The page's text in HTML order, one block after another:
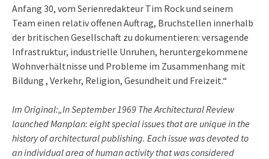
Anfang 30, vom Serienredakteur Tim Rock und seinem
Team einen relativ offenen Auftrag, Bruchstellen innerhalb
der britischen Gesellschaft zu dokumentieren: versagende
Infrastruktur, industrielle Unruhen, heruntergekommene
Wohnverhältnisse und Probleme im Zusammenhang mit
Bildung , Verkehr, Religion, Gesundheit und Freizeit.“
Im Original:„In September 1969 The Architectural Review
launched Manplan: eight special issues that are unique in the
history of architectural publishing. Each issue was devoted to
an individual area of human activity that was considered